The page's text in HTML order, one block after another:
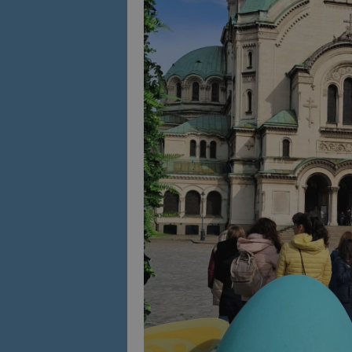
Име
is_visitor_unique
is_unique
_ga_B09EBBY8PY
_ga_WXPDN4HSCV
_ga_FK650GXHRZ
_ga
Име